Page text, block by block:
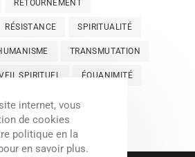
RETOURNEMENT
RÉSISTANCE SPIRITUALITÉ
TRANSMUTATION
SPIRITUEL ÉQUANIMITÉ
internet, vous
de cookies
politique en la
en savoir plus.